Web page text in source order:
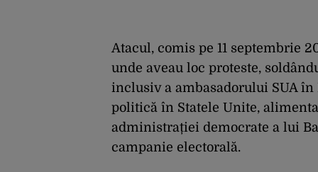
Atacul, comis pe 11 septembrie
unde aveau loc proteste,
inclusiv a ambasadorului SUA
politică în Statele Unite,
administrației democrate a lui
campanie electorală.